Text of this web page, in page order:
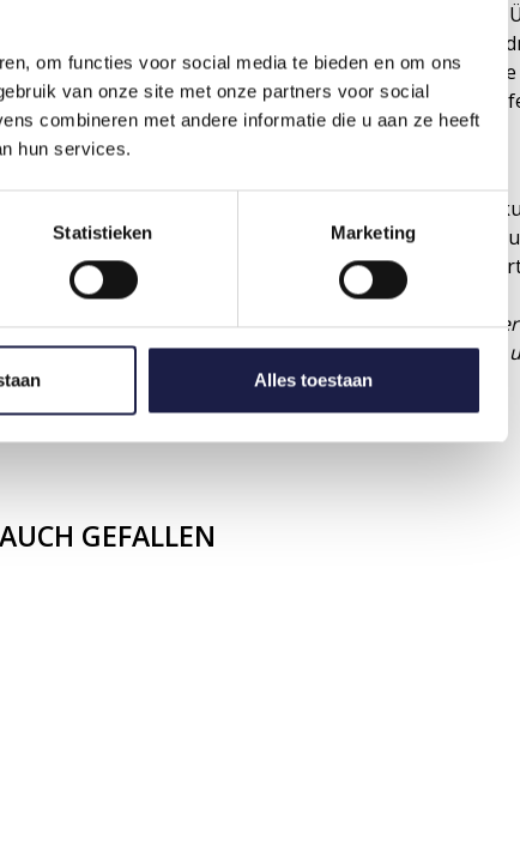
om functies voor social media te bieden en om ons
van onze site met onze partners voor social
combineren met andere informatie die u aan ze heeft
hun services.
Statistieken Marketing
Alles toestaan
auf der Grundlage der Symptome Ihres Tieres und der
angepasst. Ziel ist es, die Dosis so
der Herzinsuffizienz Ihres Hundes unter
der Symptome und des Körpergewichts Ihres Hundes
oder ohne Nahrung eingenommen werden. Die
klare Anweisungen. Bitte lesen Sie sie sorgfältig
UpCard wird in einer Packung mit 30 Tabletten
als medizinischer Rat ausgelegt werden. Bitte
menschlichen Verzehr bestimmt. Bewahren Sie dieses
auf.
GEFALLEN